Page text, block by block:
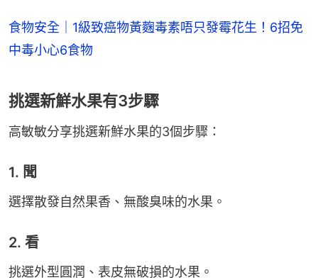
食物安全｜1級致癌物黃麴毒素唔只發霉花生！6招免
中毒小心6食物
挑選新鮮水果有3步驟
高敏敏分享挑選新鮮水果的3個步驟：
1. 聞
選擇散發自然果香、無酸臭味的水果。
2. 看
挑選外型圓潤、表皮無破損的水果。